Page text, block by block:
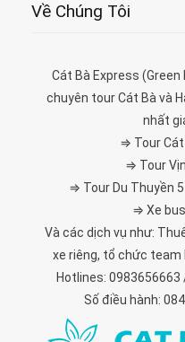
Về Chúng Tôi
Cát Bà Express
chuyên tour Cát Bà và
nhất
⇒ Tour Cát
⇒ Tour
⇒ Tour Du Thuyền 5
⇒ Xe bus
Và các dịch vụ như:
xe riêng, tổ chức team
Hotlines:
Số điều hành: